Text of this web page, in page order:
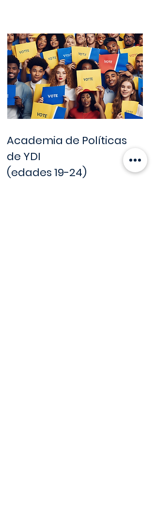
Academia de Políticas
de YDI
(edades 19-24)